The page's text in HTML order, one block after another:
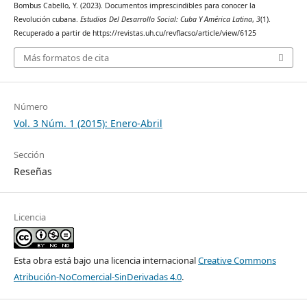
Bombus Cabello, Y. (2023). Documentos imprescindibles para conocer la
Revolución cubana. Estudios Del Desarrollo Social: Cuba Y América Latina, 3(1).
Recuperado a partir de https://revistas.uh.cu/revflacso/article/view/6125
Más formatos de cita
Número
Vol. 3 Núm. 1 (2015): Enero-Abril
Sección
Reseñas
Licencia
Esta obra está bajo una licencia internacionalCreative Commons
Atribución-NoComercial-SinDerivadas 4.0.